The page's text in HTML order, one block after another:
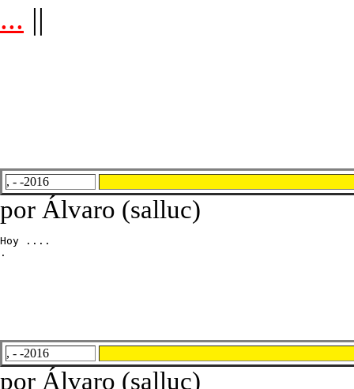
... ||
, - -2016
por Álvaro (salluc)
Hoy ....
.
, - -2016
por Álvaro (salluc)